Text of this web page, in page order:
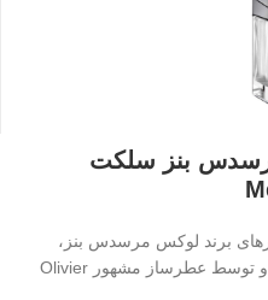
بنز سلکت
برند لوکس مرسدس بنز،
خودروساز معروف آلمانی، است و توسط عطرساز مشهور Olivier